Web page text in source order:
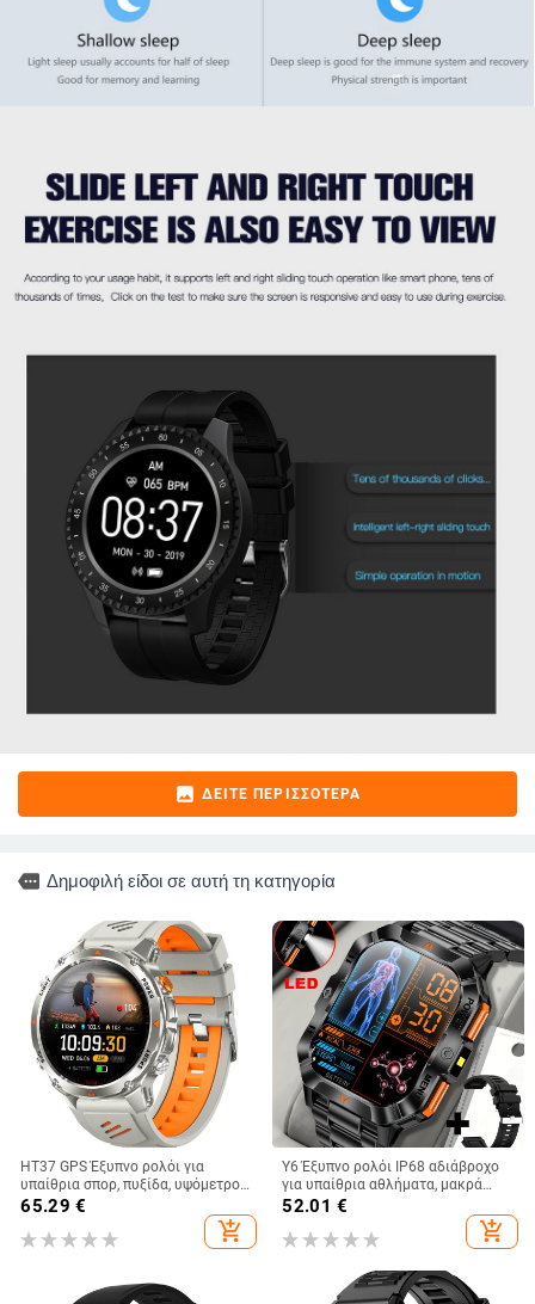
image ΔΕΊΤΕ ΠΕΡΙΣΣΌΤΕΡΑ
more Δημοφιλή είδοι σε αυτή τη κατηγορία
HT37 GPS Έξυπνο ρολόι για
υπαίθρια σπορ, πυξίδα, υψόμετρο
και βαρόμετρο, αδιάβροχο μέχρι
30 μέτρα, αυτονομία μπαταρίας 7–
14 ημερών
65.29 €
add_shopping_cart
Y6 Έξυπνο ρολόι IP68 αδιάβροχο
για υπαίθρια αθλήματα, μακρά
αυτονομία μπαταρίας, χρονόμετρο,
52.01 €
add_shopping_cart